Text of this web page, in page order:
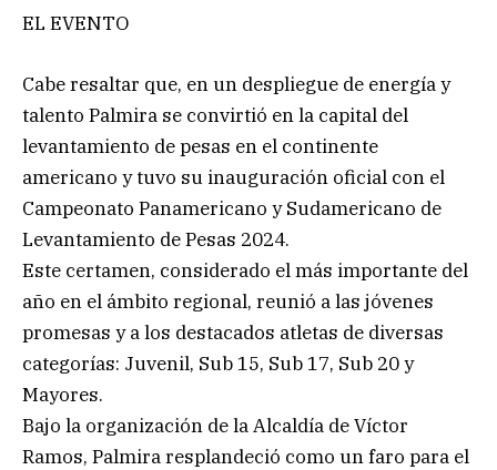
EL EVENTO
Cabe resaltar que, en un despliegue de energía y
talento Palmira se convirtió en la capital del
levantamiento de pesas en el continente
americano y tuvo su inauguración oficial con el
Campeonato Panamericano y Sudamericano de
Levantamiento de Pesas 2024.
Este certamen, considerado el más importante del
año en el ámbito regional, reunió a las jóvenes
promesas y a los destacados atletas de diversas
categorías: Juvenil, Sub 15, Sub 17, Sub 20 y
Mayores.
Bajo la organización de la Alcaldía de Víctor
Ramos, Palmira resplandeció como un faro para el